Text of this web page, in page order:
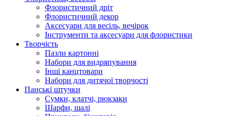
Флористичний дріт
Флористичний декор
Аксесуари для весіль, вечірок
Інструменти та аксесуари для флористики
Творчість
Пазли картонні
Набори для видряпування
Інші канцтовари
Набори для дитячої творчості
Панські штучки
Сумки, клатчі, рюкзаки
Шарфи, шалі